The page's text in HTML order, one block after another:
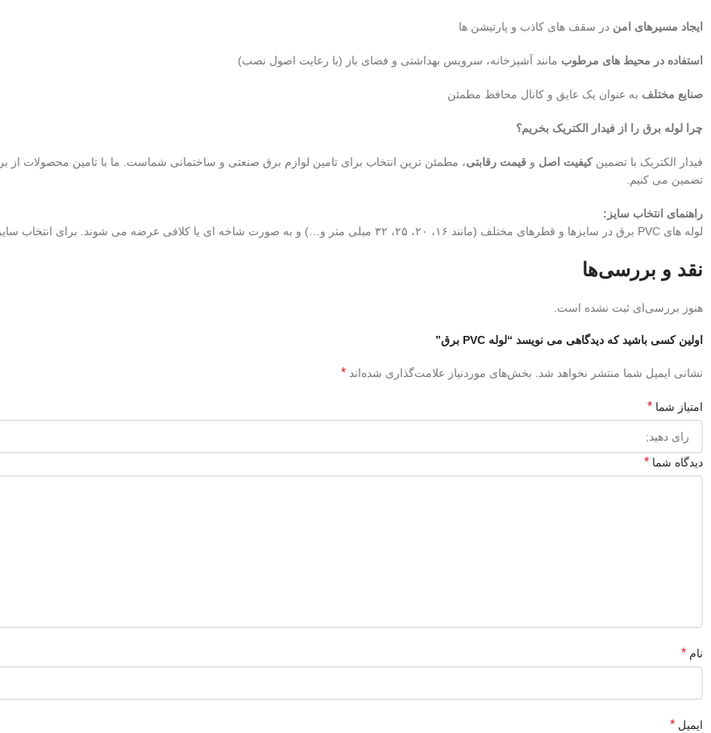
ایجاد مسیرهای امن در سقف های کاذب و پارتیشن ها
استفاده در محیط های مرطوب مانند آشپزخانه، سرویس بهداشتی و فضای باز (با رعایت اصول نصب)
صنایع مختلف به عنوان یک عایق و کانال محافظ مطمئن
چرا لوله برق را از فیدار الکتریک بخریم؟
فیدار الکتریک با تضمینکیفیت اصل و قیمت رقابتی، مطمئن ترین انتخاب برای تامین لوازم برق صنعتی و ساختمانی شماست. ما با تامین محصولات از
تضمین می کنیم.
راهنمای انتخاب سایز:
لوله های PVC برق در سایزها و قطرهای مختلف (مانند ۱۶، ۲۰، ۲۵، ۳۲ میلی متر و…) و به صورت شاخه ای یا کلافی عرضه می شوند. برای انتخاب سایز مناسب، به قطر کل کابل های خود و تعداد آنها توجه کنید.
نقد و بررسی‌ها
هنوز بررسی‌ای ثبت نشده است.
اولین کسی باشید که دیدگاهی می نویسد “لوله PVC برق”
نشانی ایمیل شما منتشر نخواهد شد. بخش‌های موردنیاز علامت‌گذاری شده‌اند *
امتیاز شما *
دیدگاه شما *
نام *
ایمیل *